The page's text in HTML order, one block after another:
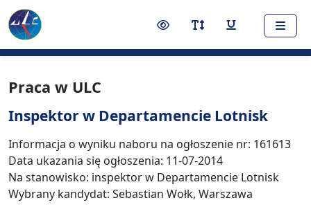
Nawigacja
Treść
Narzędzia dostępności
Przełącz rozmiar
Przełącz
Praca w ULC
Inspektor w Departamencie Lotnisk
Informacja o wyniku naboru na ogłoszenie nr: 161613
Data ukazania się ogłoszenia: 11-07-2014
Na stanowisko: inspektor w Departamencie Lotnisk
Wybrany kandydat: Sebastian Wołk, Warszawa